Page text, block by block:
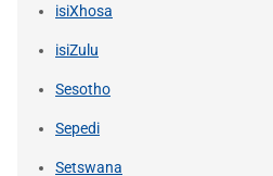
isiXhosa
isiZulu
Sesotho
Sepedi
Setswana